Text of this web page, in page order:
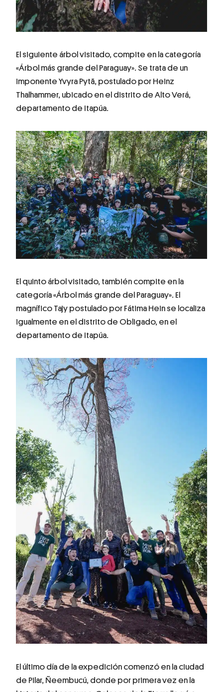
El siguiente árbol visitado, compite en la categoría
«Árbol más grande del Paraguay». Se trata de un
imponente Yvyra Pytã, postulado por Heinz
Thalhammer, ubicado en el distrito de Alto Verá,
departamento de Itapúa.
El quinto árbol visitado, también compite en la
categoría «Árbol más grande del Paraguay». El
magnífico Tajy postulado por Fátima Hein se localiza
igualmente en el distrito de Obligado, en el
departamento de Itapúa.
El último día de la expedición comenzó en la ciudad
de Pilar, Ñeembucú, donde por primera vez en la